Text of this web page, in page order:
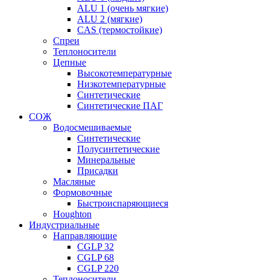
ALU 1 (очень мягкие)
ALU 2 (мягкие)
CAS (термостойкие)
Спреи
Теплоносители
Цепные
Высокотемпературные
Низкотемпературные
Синтетические
Синтетические ПАГ
СОЖ
Водосмешиваемые
Синтетические
Полусинтетические
Минеральные
Присадки
Масляные
Формовочные
Быстроиспаряющиеся
Houghton
Индустриальные
Направляющие
CGLP 32
CGLP 68
CGLP 220